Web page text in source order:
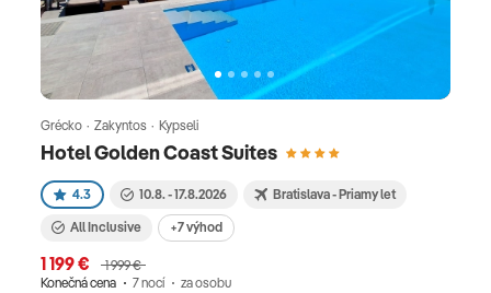
Hotel Golden Coast Suites
Grécko · Zakyntos · Kypseli
4.3 10.8. - 17.8.2026 Bratislava - Priamy let
All Inclusive +7 výhod
1 199 €
1 999 €
Konečná cena
7 nocí za osobu